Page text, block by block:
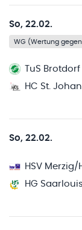
So, 22.02.
WG (Wertung
TuS Brotdorf
HC St.
So, 22.02.
HSV
HG